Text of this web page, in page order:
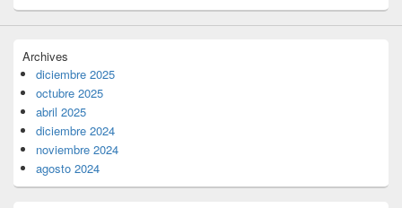
Archives
diciembre 2025
octubre 2025
abril 2025
diciembre 2024
noviembre 2024
agosto 2024